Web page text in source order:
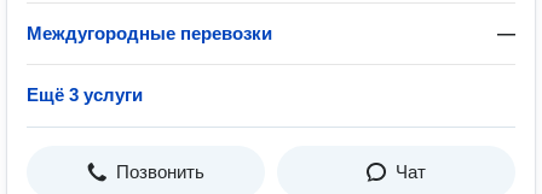
Междугородные перевозки —
Ещё 3 услуги
Позвонить Чат